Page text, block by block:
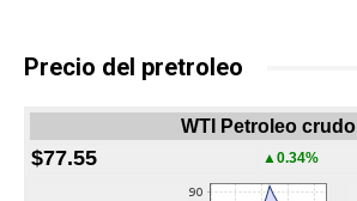
Precio del pretroleo
WTI Petroleo crudo
$77.55 ▲0.34%